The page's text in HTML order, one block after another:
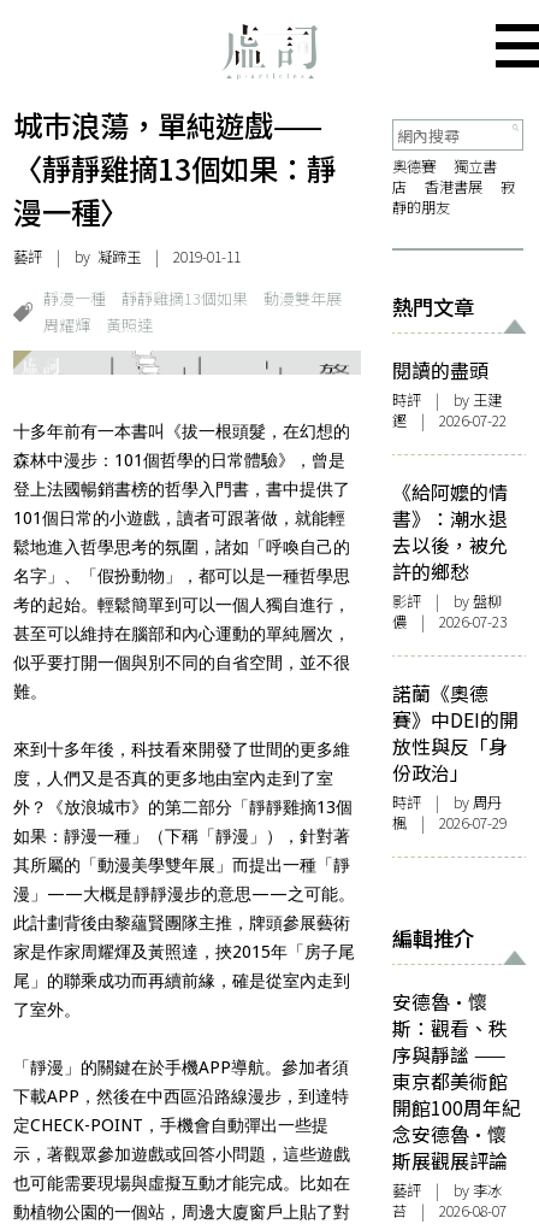
城巿浪蕩，單純遊戲——
〈靜靜雞摘13個如果：靜
漫一種〉
藝評 | by 凝蹄玉 | 2019-01-11
靜漫一種 靜靜雞摘13個如果
動漫雙年展
周耀輝
黃照達
十多年前有一本書叫《拔一根頭髮，在幻想的
森林中漫步：101個哲學的日常體驗》，曾是
登上法國暢銷書榜的哲學入門書，書中提供了
101個日常的小遊戲，讀者可跟著做，就能輕
鬆地進入哲學思考的氛圍，諸如「呼喚自己的
名字」、「假扮動物」，都可以是一種哲學思
考的起始。輕鬆簡單到可以一個人獨自進行，
甚至可以維持在腦部和內心運動的單純層次，
似乎要打開一個與別不同的自省空間，並不很
難。
來到十多年後，科技看來開發了世間的更多維
度，人們又是否真的更多地由室內走到了室
外？《放浪城巿》的第二部分「靜靜雞摘13個
如果：靜漫一種」（下稱「靜漫」），針對著
其所屬的「動漫美學雙年展」而提出一種「靜
漫」——大概是靜靜漫步的意思——之可能。
此計劃背後由黎蘊賢團隊主推，牌頭參展藝術
家是作家周耀煇及黃照達，挾2015年「房子尾
尾」的聯乘成功而再續前緣，確是從室內走到
了室外。
「靜漫」的關鍵在於手機APP導航。參加者須
下載APP，然後在中西區沿路線漫步，到達特
定CHECK-POINT，手機會自動彈出一些提
示，著觀眾參加遊戲或回答小問題，這些遊戲
也可能需要現場與虛擬互動才能完成。比如在
動植物公園的一個站，周邊大廈窗戶上貼了對
奧德賽
獨立書
店
香港書展
寂
靜的朋友
熱門文章
閱讀的盡頭
時評 | by 王建
鏗 | 2026-07-22
《給阿嬤的情
書》：潮水退
去以後，被允
許的鄉愁
影評 | by 盤柳
儂 | 2026-07-23
諾蘭《奧德
賽》中DEI的開
放性與反「身
份政治」
時評 | by周丹
楓 | 2026-07-29
編輯推介
安德魯·懷
斯：觀看、秩
序與靜謐 ——
東京都美術館
開館100周年紀
念安德魯·懷
斯展觀展評論
藝評 | by 李冰
苔 | 2026-08-07